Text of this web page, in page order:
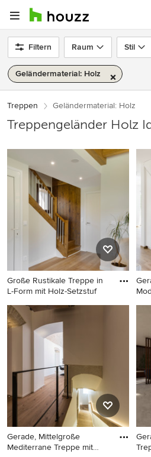
Filtern Raum Stil
Geländermaterial: Holz
Treppen Geländermaterial: Holz
Treppengeländer Holz
Große Rustikale Treppe in
L-Form mit Holz-Setzstuf
Große Rustikale Treppe in L-
Form mit Holz-Setzstufen
und Holzwänden in Sonstige
Gerade, Mittelgroße
Mediterrane Treppe mit